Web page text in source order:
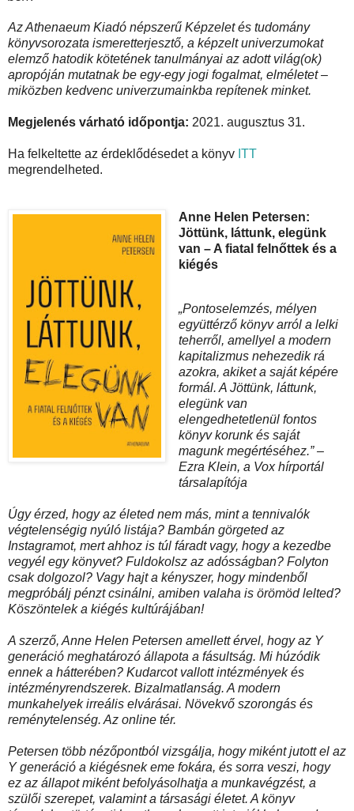
Az Athenaeum Kiadó népszerű Képzelet és tudomány
könyvsorozata ismeretterjesztő, a képzelt univerzumokat
elemző hatodik kötetének tanulmányai az adott világ(ok)
apropóján mutatnak be egy-egy jogi fogalmat, elméletet –
miközben kedvenc univerzumainkba repítenek minket.
Megjelenés várható időpontja: 2021. augusztus 31.
Ha felkeltette az érdeklődésedet a könyv ITT
megrendelheted.
Anne Helen Petersen:
Jöttünk, láttunk, elegünk
van – A fiatal felnőttek és a
kiégés
„Pontos ​elemzés, mélyen
együttérző könyv arról a lelki
teherről, amellyel a modern
kapitalizmus nehezedik rá
azokra, akiket a saját képére
formál. A Jöttünk, láttunk,
elegünk van
elengedhetetlenül fontos
könyv korunk és saját
magunk megértéséhez.” –
Ezra Klein, a Vox hírportál
társalapítója
Úgy érzed, hogy az életed nem más, mint a tennivalók
végtelenségig nyúló listája? Bambán görgeted az
Instagramot, mert ahhoz is túl fáradt vagy, hogy a kezedbe
vegyél egy könyvet? Fuldokolsz az adósságban? Folyton
csak dolgozol? Vagy hajt a kényszer, hogy mindenből
megpróbálj pénzt csinálni, amiben valaha is örömöd lelted?
Köszöntelek a kiégés kultúrájában!
A szerző, Anne Helen Petersen amellett érvel, hogy az Y
generáció meghatározó állapota a fásultság. Mi húzódik
ennek a hátterében? Kudarcot vallott intézmények és
intézményrendszerek. Bizalmatlanság. A modern
munkahelyek irreális elvárásai. Növekvő szorongás és
reménytelenség. Az online tér.
Petersen több nézőpontból vizsgálja, hogy miként jutott el az
Y generáció a kiégésnek eme fokára, és sorra veszi, hogy
ez az állapot miként befolyásolhatja a munkavégzést, a
szülői szerepet, valamint a társasági életet. A könyv